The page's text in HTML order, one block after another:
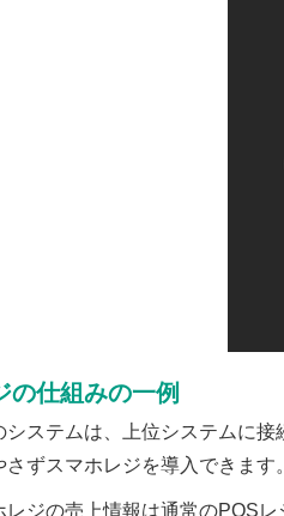
の仕組みの一例
システムは、上位システムに
ずスマホレジを導入できます。
レジの売上情報は通常のPOS